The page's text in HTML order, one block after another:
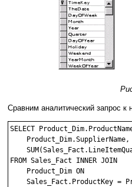
Сравним аналитический запрос к
SELECT
    Product_Dim.SupplierName,
FROM Sales_Fact INNER JOIN
    Product_Dim ON
Sales_Fact.ProductKey =